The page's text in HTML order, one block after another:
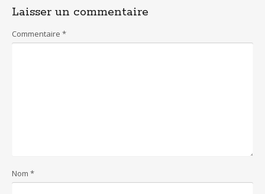
Laisser un commentaire
Commentaire *
Nom *